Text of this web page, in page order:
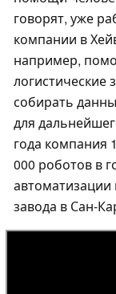
говорят, уже
компании в
например,
логистические
собирать
для
года компания
000 роботов в
автоматизации
завода в Сан-